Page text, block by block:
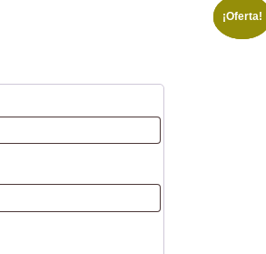
¡Oferta!
¡Oferta!
¡Oferta!